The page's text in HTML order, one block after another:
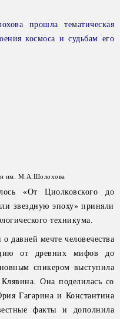
прошла тематическая
космоса и судьбам его
им. М.А.Шолохова
«От Циолковского до
звездную эпоху» приняли
техникума.
давней мечте человечества
от древних мифов до
спикером выступила
Она поделилась со
Гагарина и Константина
факты и дополнила